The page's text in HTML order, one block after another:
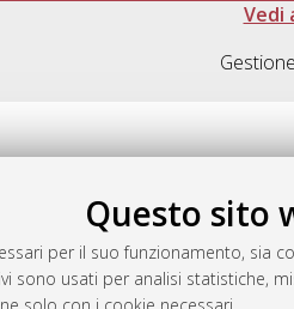
Questo sito
per il suo funzionamento,
sono usati per analisi statistiche,
Vedi
10.17616/R3P19R
e gestito da
AlmaDL
privacy